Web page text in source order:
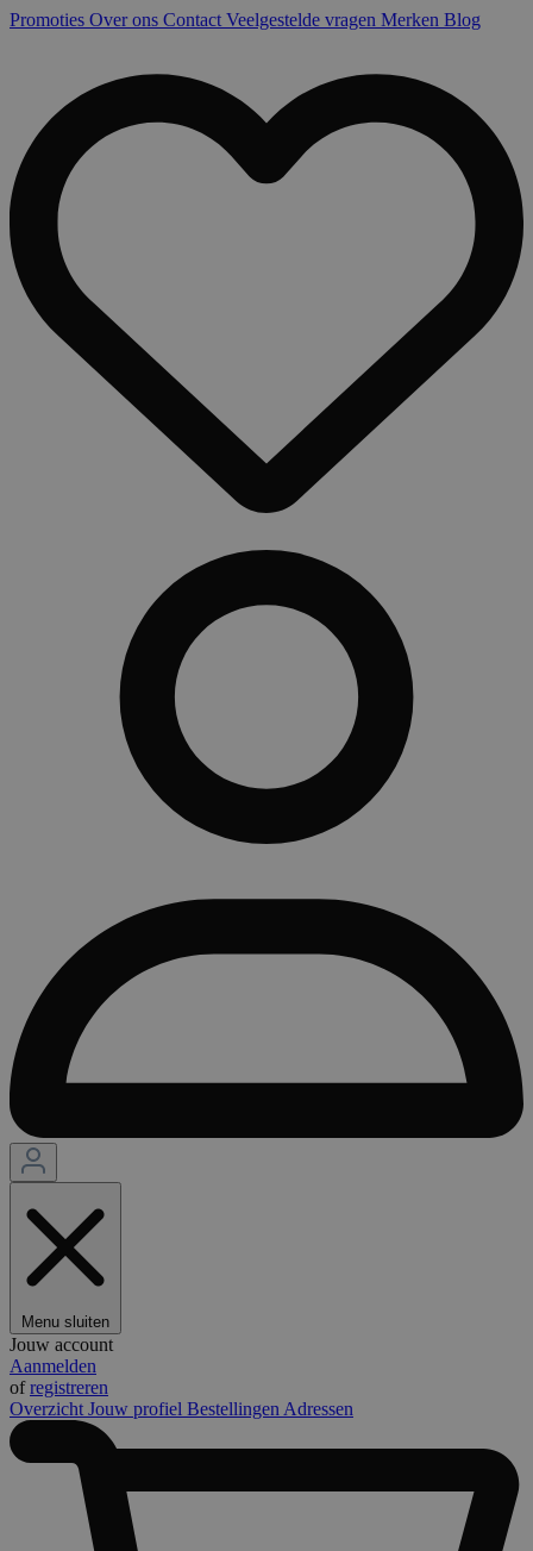
Promoties Over ons Contact Veelgestelde vragen Merken Blog
Menu sluiten
Jouw account
Aanmelden
ofregistreren
Overzicht Jouw profiel Bestellingen Adressen